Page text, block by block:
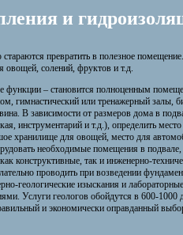
и
превратить в полезное
овощей, солений, фруктов и т.д.
функции – становится полноценным
гимнастический или тренажерный залы,
В зависимости от размеров дома в
инструментарий и т.д.), определить
хранилище для овощей, место для
необходимые помещения в подвале,
конструктивные, так и инженерно-
проводить при возведении
геологические изыскания и лабораторные
Услуги геологов обойдутся в 600-1000
и экономически оправданный